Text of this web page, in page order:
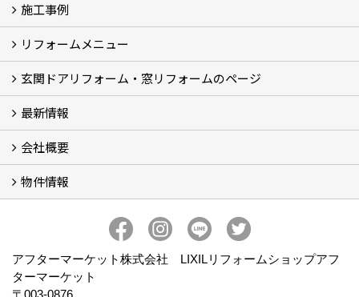
イベント予告
イベント報告
施工事例
フォトギャラリー
BeforeAfter (29)
お客様の声
リフォームメニュー
リフォームの流れ
窓リフォーム (3)
玄関ドアリフォーム (2)
キッチンリフォーム (4)
浴室リフォーム (3)
トイレリフォーム (5)
洗面リフォーム (2)
マンションリフォーム (3)
収納リフォーム
カーポート工事
風除室工事
ウッドデッキ・タイルデッキ工事
エクステリア工事 (2)
内装リフォーム
雨樋設置・修繕
外壁張替・塗装 (2)
エアコン取付工事
玄関ドアリフォーム・窓リフォームのページ
玄関ドアリフォーム
内窓交換・外窓交換・ガラス交換 (18)
最新情報
補助金情報
各種キャンペーン (2)
会社概要
会社概要
コンセプト
アクセス
スタッフ紹介
スタッフブログ
プライバシーポリシー
アフターメンテナンス
お客様サポート
事業紹介
物件情報
アフターマーケット株式会社 LIXILリフォームショップアフ
ターマーケット